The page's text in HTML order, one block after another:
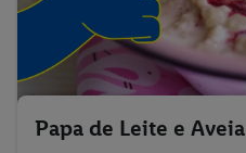
Papa de Leite e Aveia